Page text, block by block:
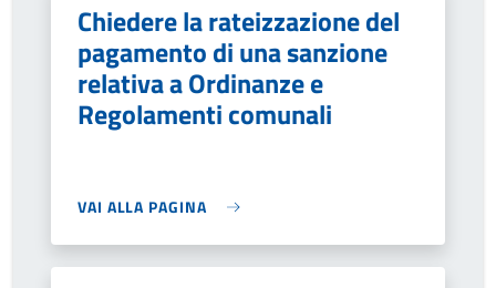
Chiedere la rateizzazione del
pagamento di una sanzione
relativa a Ordinanze e
Regolamenti comunali
VAI ALLA PAGINA